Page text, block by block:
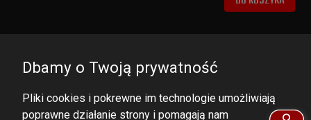
Dbamy o Twoją prywatność
Pliki cookies i pokrewne im technologie umożliwiają
poprawne działanie strony i pomagają nam